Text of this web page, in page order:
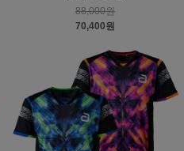
88,000원
70,400원